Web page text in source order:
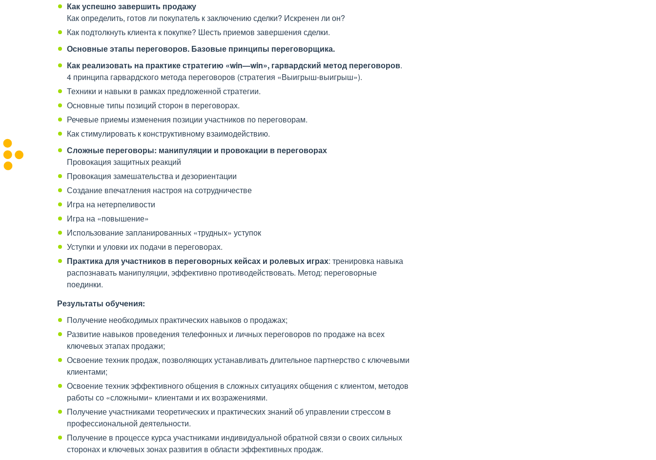
Как успешно завершить продажу
Как определить, готов ли покупатель к заключению сделки? Искренен ли он?
Как подтолкнуть клиента к покупке? Шесть приемов завершения сделки.
Основные этапы переговоров. Базовые принципы переговорщика.
Как реализовать на практике стратегию «win—win», гарвардский метод переговоров.
4 принципа гарвардского метода переговоров (стратегия «Выигрыш-выигрыш»).
Техники и навыки в рамках предложенной стратегии.
Основные типы позиций сторон в переговорах.
Речевые приемы изменения позиции участников по переговорам.
Как стимулировать к конструктивному взаимодействию.
Сложные переговоры: манипуляции и провокации в переговорах
Провокация защитных реакций
Провокация замешательства и дезориентации
Создание впечатления настроя на сотрудничестве
Игра на нетерпеливости
Игра на «повышение»
Использование запланированных «трудных» уступок
Уступки и уловки их подачи в переговорах.
Практика для участников в переговорных кейсах и ролевых играх: тренировка навыка
распознавать манипуляции, эффективно противодействовать. Метод: переговорные
поединки.
Результаты обучения:
Получение необходимых практических навыков о продажах;
Развитие навыков проведения телефонных и личных переговоров по продаже на всех
ключевых этапах продажи;
Освоение техник продаж, позволяющих устанавливать длительное партнерство с ключевыми
клиентами;
Освоение техник эффективного общения в сложных ситуациях общения с клиентом, методов
работы со «сложными» клиентами и их возражениями.
Получение участниками теоретических и практических знаний об управлении стрессом в
профессиональной деятельности.
Получение в процессе курса участниками индивидуальной обратной связи о своих сильных
сторонах и ключевых зонах развития в области эффективных продаж.